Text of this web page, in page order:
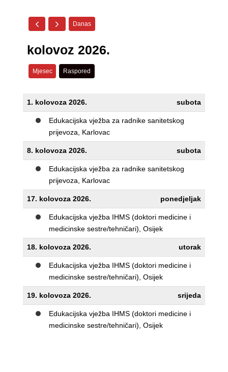
Danas
kolovoz 2026.
Mjesec Raspored
1. kolovoza 2026. subota
Edukacijska vježba za radnike sanitetskog
prijevoza, Karlovac
8. kolovoza 2026. subota
Edukacijska vježba za radnike sanitetskog
prijevoza, Karlovac
17. kolovoza 2026. ponedjeljak
Edukacijska vježba IHMS (doktori medicine i
medicinske sestre/tehničari), Osijek
18. kolovoza 2026. utorak
Edukacijska vježba IHMS (doktori medicine i
medicinske sestre/tehničari), Osijek
19. kolovoza 2026. srijeda
Edukacijska vježba IHMS (doktori medicine i
medicinske sestre/tehničari), Osijek